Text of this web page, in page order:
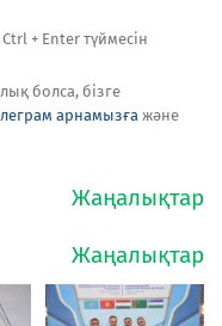
+ Enter түймесін
болса, бізге
арнамызға және